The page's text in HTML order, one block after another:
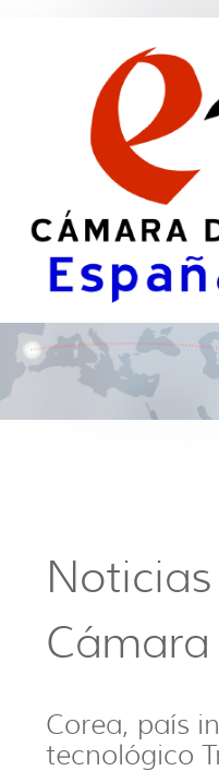
Cámara
Corea, país
tecnológico